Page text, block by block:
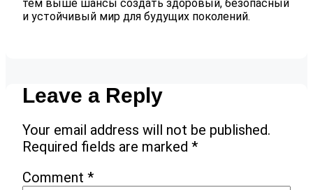
тем выше шансы создать здоровый, безопасный
и устойчивый мир для будущих поколений.
Leave a Reply
Your email address will not be published.
Required fields are marked *
Comment *